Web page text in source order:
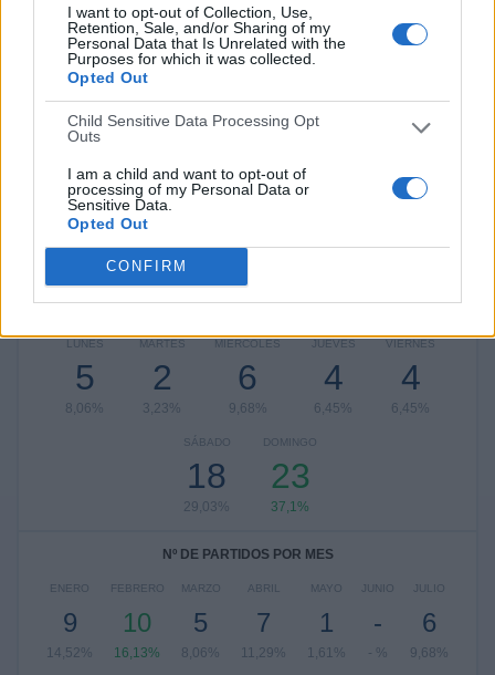
I want to opt-out of Collection, Use,
Retention, Sale, and/or Sharing of my
Personal Data that Is Unrelated with the
Purposes for which it was collected.
Opted Out
Child Sensitive Data Processing Opt
Outs
I am a child and want to opt-out of
processing of my Personal Data or
Sensitive Data.
Opted Out
CONFIRM
Pachuca
4 (6,45%)
Ver ranking completo
RANKING POR COMPETICIONES
Leagues Cup
8 (12,9%)
Amistoso
1 (1,61%)
LUNES
5
8,06%
MARTES
2
3,23%
MIÉRCOLES
6
9,68%
JUEVES
4
6,45%
VIERNES
4
6,45%
SÁBADO
18
29,03%
DOMINGO
23
37,1%
Nº DE PARTIDOS POR MES
ENERO
9
14,52%
FEBRERO
10
16,13%
MARZO
5
8,06%
ABRIL
7
11,29%
MAYO
1
1,61%
JUNIO
-
- %
JULIO
6
9,68%